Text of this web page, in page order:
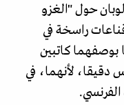
حول "الغزو
راسخة في
بوصفهما كاتبين
لأنهما، في